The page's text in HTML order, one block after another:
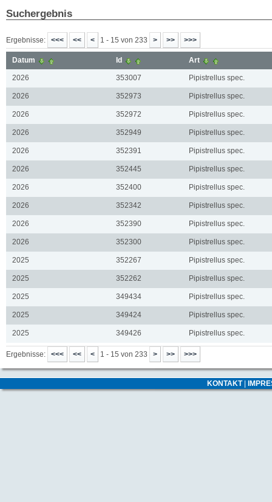
Suchergebnis
Ergebnisse: 1 - 15 von 233
Datum Id Art
2026 353007 Pipistrellus spec.
2026 352973 Pipistrellus spec.
2026 352972 Pipistrellus spec.
2026 352949 Pipistrellus spec.
2026 352391 Pipistrellus spec.
2026 352445 Pipistrellus spec.
2026 352400 Pipistrellus spec.
2026 352342 Pipistrellus spec.
2026 352390 Pipistrellus spec.
2026 352300 Pipistrellus spec.
2025 352267 Pipistrellus spec.
2025 352262 Pipistrellus spec.
2025 349434 Pipistrellus spec.
2025 349424 Pipistrellus spec.
2025 349426 Pipistrellus spec.
Ergebnisse: 1 - 15 von 233
KONTAKT|